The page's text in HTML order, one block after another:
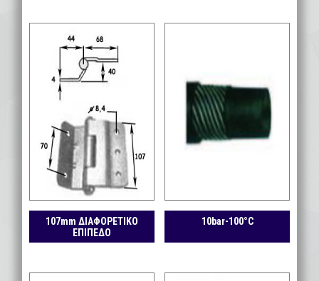
107mm ΔΙΑΦΟΡΕΤΙΚΟ
ΕΠΙΠΕΔΟ
10bar-100°C